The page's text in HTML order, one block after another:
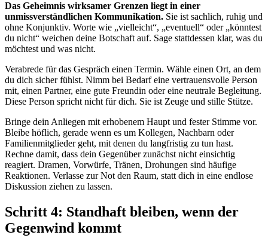
Das Geheimnis wirksamer Grenzen liegt in einer
unmissverständlichen Kommunikation. Sie ist sachlich, ruhig und
ohne Konjunktiv. Worte wie „vielleicht“, „eventuell“ oder „könntest
du nicht“ weichen deine Botschaft auf. Sage stattdessen klar, was du
möchtest und was nicht.
Verabrede für das Gespräch einen Termin. Wähle einen Ort, an dem
du dich sicher fühlst. Nimm bei Bedarf eine vertrauensvolle Person
mit, einen Partner, eine gute Freundin oder eine neutrale Begleitung.
Diese Person spricht nicht für dich. Sie ist Zeuge und stille Stütze.
Bringe dein Anliegen mit erhobenem Haupt und fester Stimme vor.
Bleibe höflich, gerade wenn es um Kollegen, Nachbarn oder
Familienmitglieder geht, mit denen du langfristig zu tun hast.
Rechne damit, dass dein Gegenüber zunächst nicht einsichtig
reagiert. Dramen, Vorwürfe, Tränen, Drohungen sind häufige
Reaktionen. Verlasse zur Not den Raum, statt dich in eine endlose
Diskussion ziehen zu lassen.
Schritt 4: Standhaft bleiben, wenn der
Gegenwind kommt